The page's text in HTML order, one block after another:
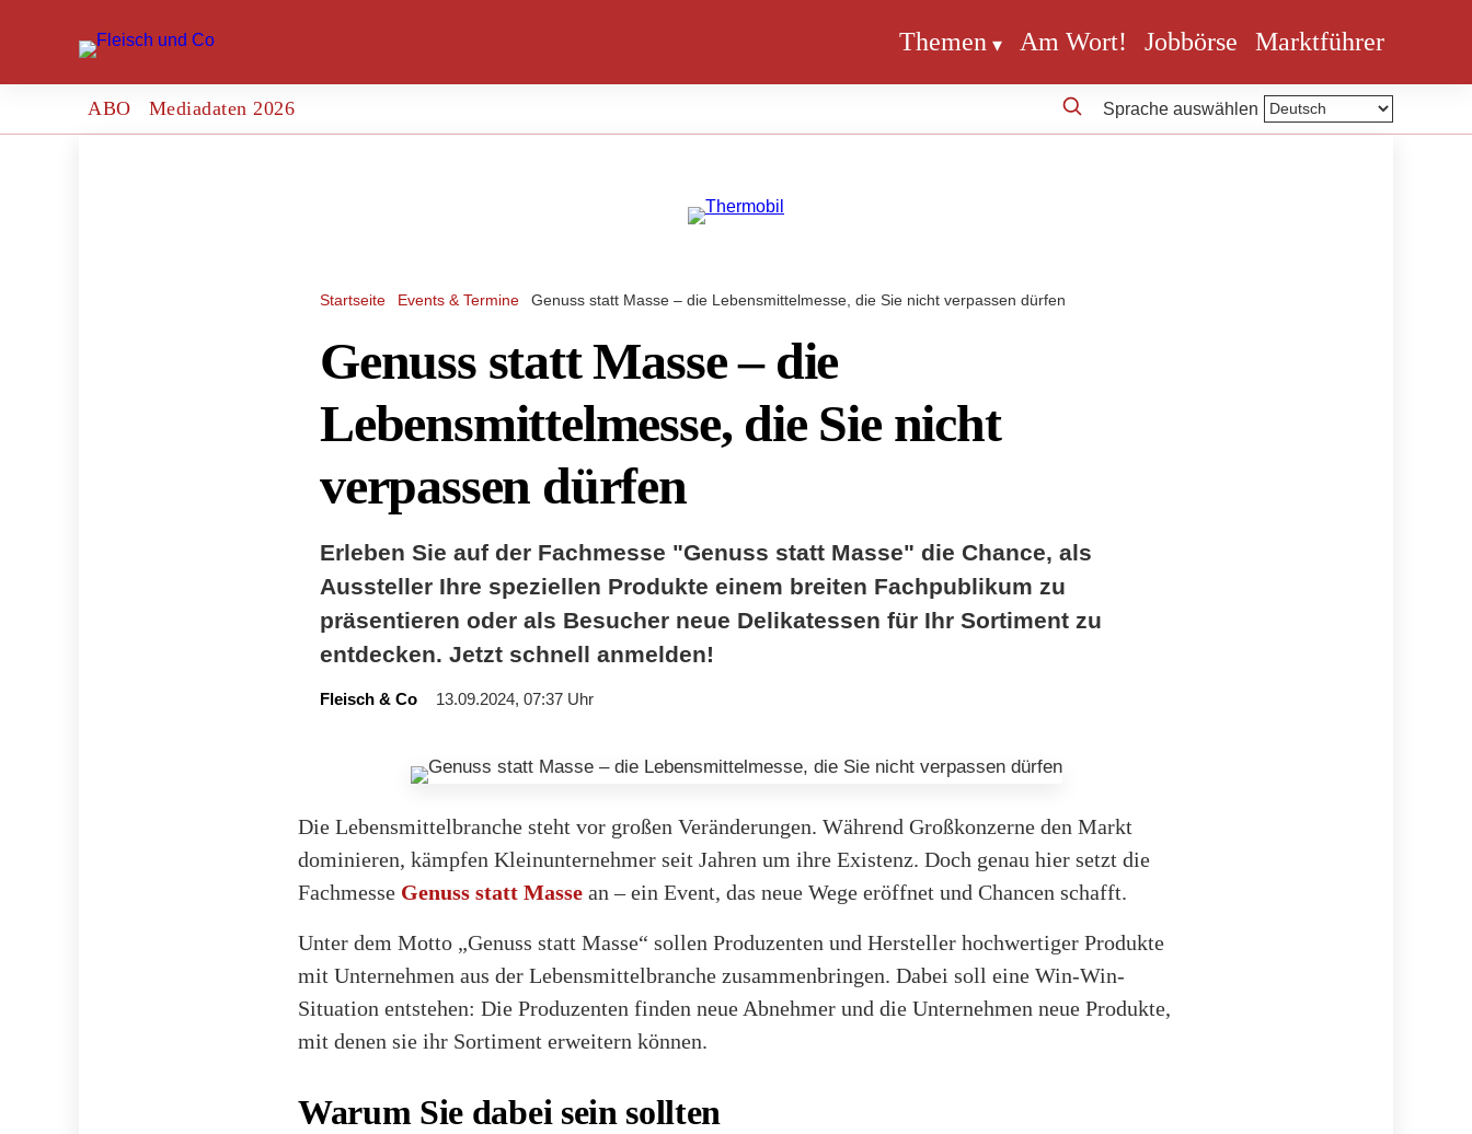
Themen Am Wort! Jobbörse Marktführer
ABO Mediadaten 2026 Sprache auswählen
Startseite Events & Termine Genuss statt Masse – die Lebensmittelmesse, die Sie nicht verpassen dürfen
Genuss statt Masse – die
Lebensmittelmesse, die Sie nicht
verpassen dürfen
Erleben Sie auf der Fachmesse "Genuss statt Masse" die Chance, als
Aussteller Ihre speziellen Produkte einem breiten Fachpublikum zu
präsentieren oder als Besucher neue Delikatessen für Ihr Sortiment zu
entdecken. Jetzt schnell anmelden!
Fleisch & Co 13.09.2024, 07:37 Uhr
Die Lebensmittelbranche steht vor großen Veränderungen. Während Großkonzerne den Markt
dominieren, kämpfen Kleinunternehmer seit Jahren um ihre Existenz. Doch genau hier setzt die
Fachmesse Genuss statt Masse an – ein Event, das neue Wege eröffnet und Chancen schafft.
Unter dem Motto „Genuss statt Masse“ sollen Produzenten und Hersteller hochwertiger Produkte
mit Unternehmen aus der Lebensmittelbranche zusammenbringen. Dabei soll eine Win-Win-
Situation entstehen: Die Produzenten finden neue Abnehmer und die Unternehmen neue Produkte,
mit denen sie ihr Sortiment erweitern können.
Warum Sie dabei sein sollten